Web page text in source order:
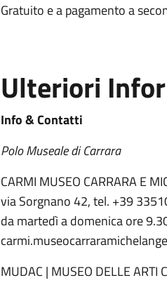
Gratuito e a pagamento a
Ulteriori
Info & Contatti
Polo Museale di Carrara
CARMI MUSEO CARRARA E
via Sorgnano 42, tel. +39
da martedì a domenica ore
MUDAC | MUSEO DELLE ARTI